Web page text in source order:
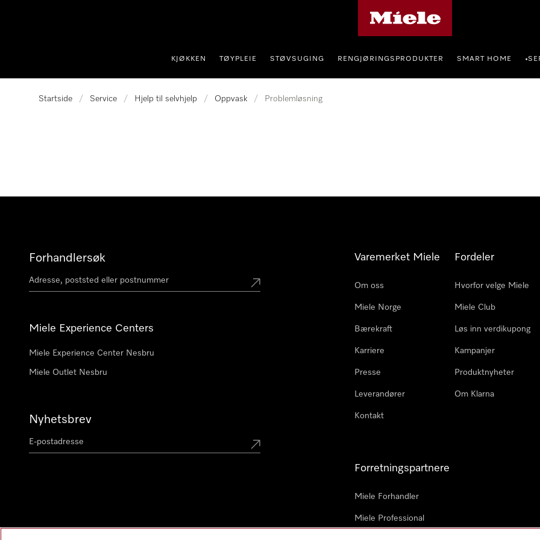
KJØKKEN TØYPLEIE STØVSUGING RENGJØRINGSPRODUKTER SMART HOME •
Startside / Service / Hjelp til selvhjelp / Oppvask / Problemløsning
Forhandlersøk
Miele Experience Centers
Miele Experience Center Nesbru
Miele Outlet Nesbru
Nyhetsbrev
Varemerket Miele
Om oss
Miele Norge
Bærekraft
Karriere
Presse
Leverandører
Kontakt
Fordeler
Hvorfor velge Miele
Miele Club
Løs inn verdikupong
Kampanjer
Produktnyheter
Om Klarna
Forretningspartnere
Miele Forhandler
Miele Professional